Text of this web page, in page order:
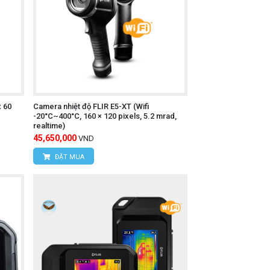
hợp.
nhớ (nếu có).
liên hệ trực tiếp với chúng tôi:
60
Camera nhiệt độ FLIR E5-XT (Wifi
-20°C~400°C, 160 × 120 pixels, 5.2 mrad,
realtime)
45,650,000 VND
ĐẶT MUA